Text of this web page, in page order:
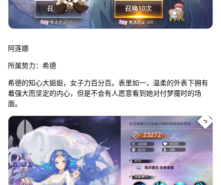
阿莲娜
所属势力：希德
希德的知心大姐姐，女子力百分百。表里如一，温柔的外表下拥有
着强大而坚定的内心，但是不会有人愿意看到她对付梦魇时的场
面。